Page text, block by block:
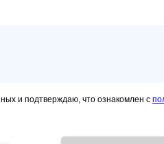
и подтверждаю, что ознакомлен с